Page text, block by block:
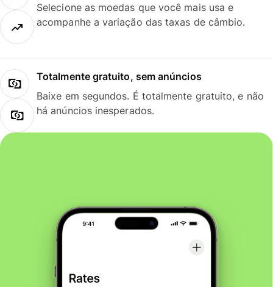
Selecione as moedas que você mais usa e
acompanhe a variação das taxas de câmbio.
Totalmente gratuito, sem anúncios
Baixe em segundos. É totalmente gratuito, e não
há anúncios inesperados.